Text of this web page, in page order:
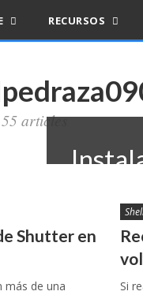
RECURSOS
articles
25 octubre,
Shutter en
más de una
Si